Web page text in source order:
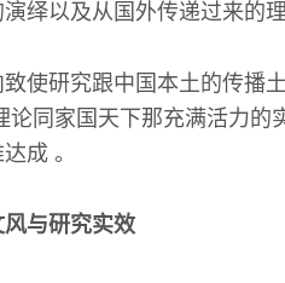
绎以及从国外传递过来的理
使研究跟中国本土的传播
论同家国天下那充满活力的
成 。
风与研究实效